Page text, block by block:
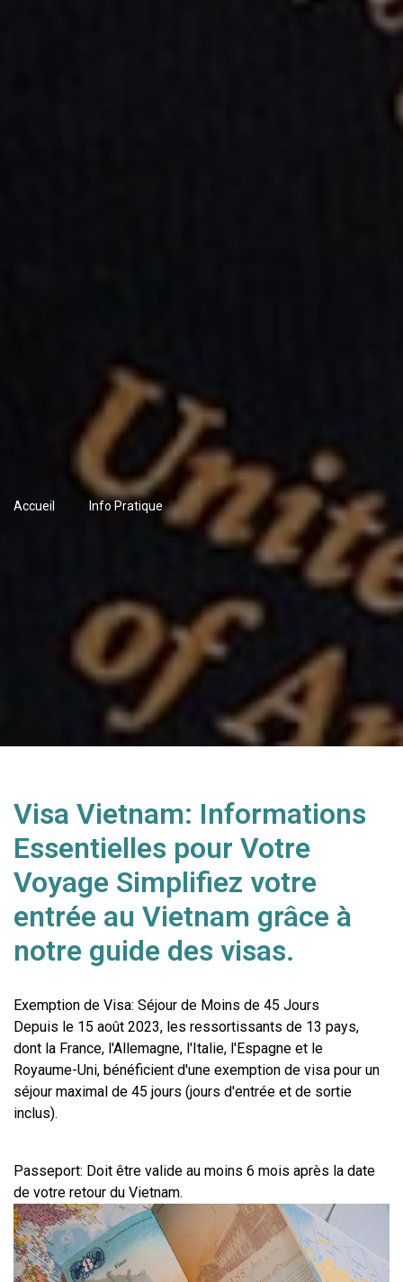
Accueil Info Pratique
Visa Vietnam: Informations
Essentielles pour Votre
Voyage Simplifiez votre
entrée au Vietnam grâce à
notre guide des visas.
Exemption de Visa: Séjour de Moins de 45 Jours
Depuis le 15 août 2023, les ressortissants de 13 pays,
dont la France, l'Allemagne, l'Italie, l'Espagne et le
Royaume-Uni, bénéficient d'une exemption de visa pour un
séjour maximal de 45 jours (jours d'entrée et de sortie
inclus).
Passeport: Doit être valide au moins 6 mois après la date
de votre retour du Vietnam.